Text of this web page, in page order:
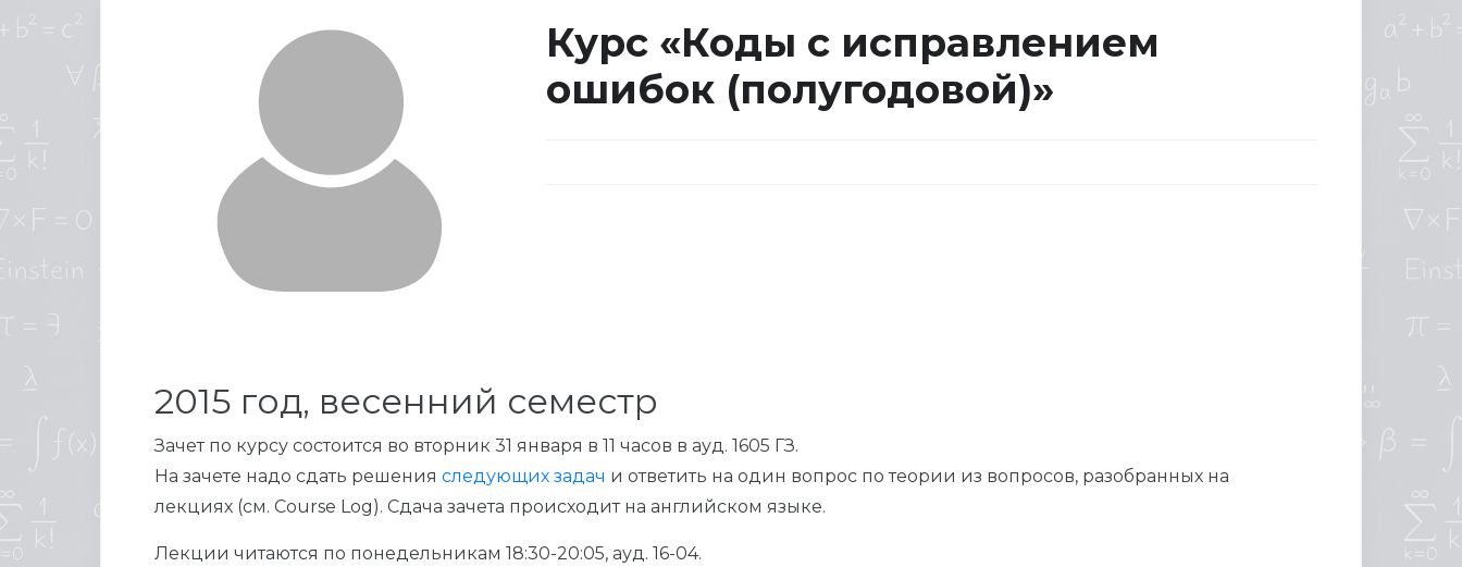
Курс «Коды с исправлением
ошибок (полугодовой)»
2015 год, весенний семестр
Зачет по курсу состоится во вторник 31 января в 11 часов в ауд. 1605 ГЗ.
На зачете надо сдать решения следующих задач и ответить на один вопрос по теории из вопросов, разобранных на
лекциях (см. Course Log). Сдача зачета происходит на английском языке.
Лекции читаются по понедельникам 18:30-20:05, ауд. 16-04.